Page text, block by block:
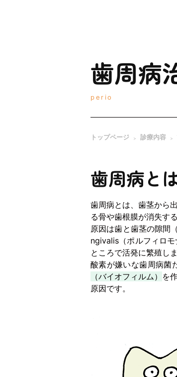
歯周病
perio
トップページ > 診療内容 >
歯周病と
歯周病とは、歯茎から
る骨や歯根膜が消失する
原因は歯と歯茎の隙間
ngivalis（ポルフィロ
ところで活発に繁殖しま
酸素が嫌いな歯周病菌
（バイオフィルム） を
原因です。